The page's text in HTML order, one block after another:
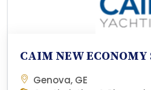
CAIM NEW
Genova, GE